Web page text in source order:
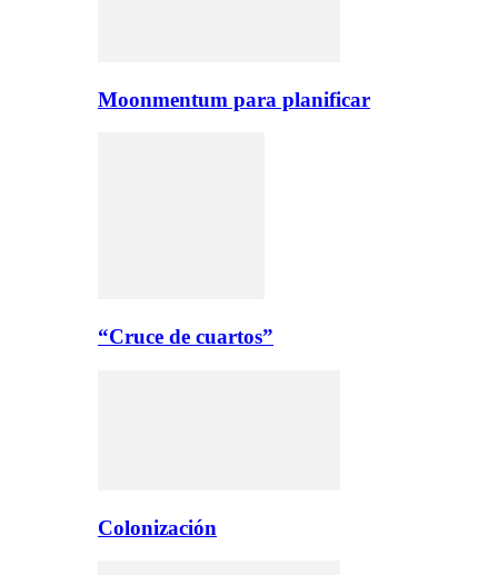
Moonmentum para planificar
“Cruce de cuartos”
Colonización